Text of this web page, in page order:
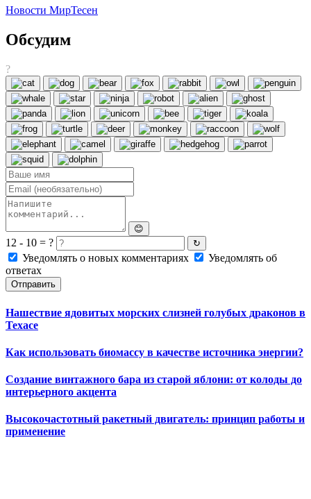
Новости МирТесен
Обсудим
?
😊
12 - 10 = ? ↻
Уведомлять о новых комментариях
Уведомлять об
ответах
Отправить
Нашествие ядовитых морских слизней голубых драконов в
Техасе
Как использовать биомассу в качестве источника энергии?
Создание винтажного бара из старой яблони: от колоды до
интерьерного акцента
Высокочастотный ракетный двигатель: принцип работы и
применение